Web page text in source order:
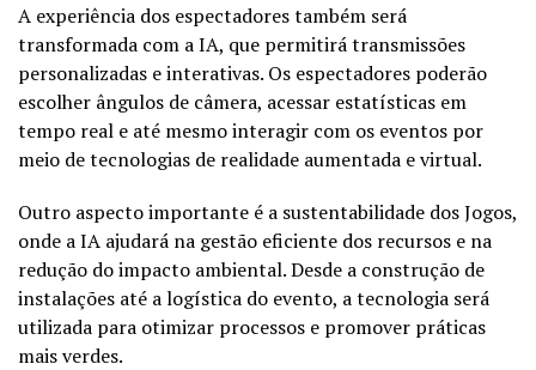
A experiência dos espectadores também será
transformada com a IA, que permitirá transmissões
personalizadas e interativas. Os espectadores poderão
escolher ângulos de câmera, acessar estatísticas em
tempo real e até mesmo interagir com os eventos por
meio de tecnologias de realidade aumentada e virtual.
Outro aspecto importante é a sustentabilidade dos Jogos,
onde a IA ajudará na gestão eficiente dos recursos e na
redução do impacto ambiental. Desde a construção de
instalações até a logística do evento, a tecnologia será
utilizada para otimizar processos e promover práticas
mais verdes.